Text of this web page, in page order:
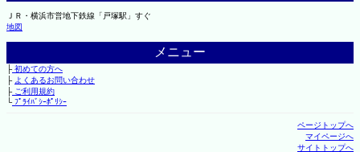
ＪＲ・横浜市営地下鉄線「戸塚駅」すぐ
地図
メニュー
├初めての方へ
├ よくあるお問い合わせ
├ご利用規約
└ﾌﾟﾗｲﾊﾞｼｰﾎﾟﾘｼｰ
ページトップへ
マイページへ
サイトトップへ